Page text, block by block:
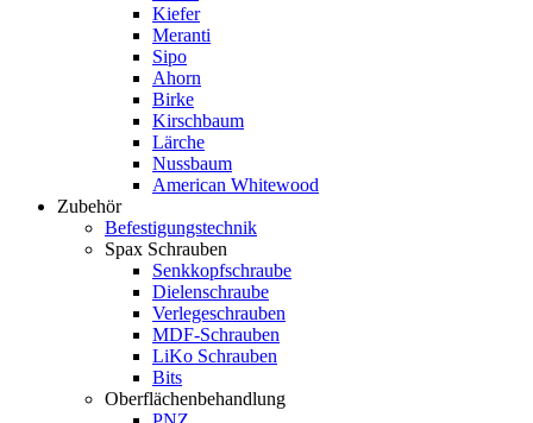
Kiefer
Meranti
Sipo
Ahorn
Birke
Kirschbaum
Lärche
Nussbaum
American Whitewood
Zubehör
Befestigungstechnik
Spax Schrauben
Senkkopfschraube
Dielenschraube
Verlegeschrauben
MDF-Schrauben
LiKo Schrauben
Bits
Oberflächenbehandlung